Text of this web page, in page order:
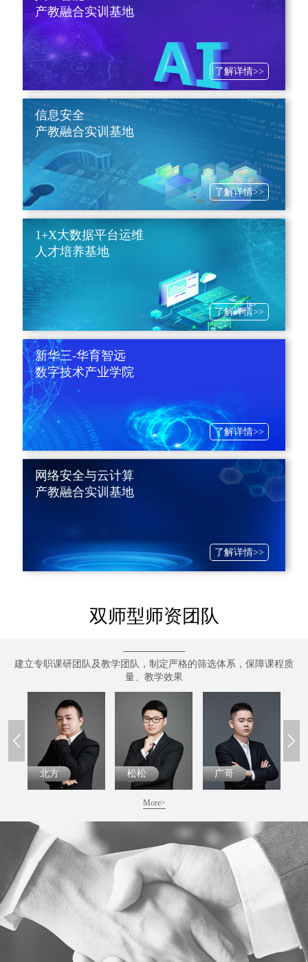
产教融合实训基地
了解详情>>
信息安全
产教融合实训基地
了解详情>>
1+X大数据平台运维
人才培养基地
了解详情>>
新华三-华育智远
数字技术产业学院
了解详情>>
网络安全与云计算
产教融合实训基地
了解详情>>
双师型师资团队
建立专职课研团队及教学团队，制定严格的筛选体系，保障课程质
量、教学效果
北方 松松 广哥
More>